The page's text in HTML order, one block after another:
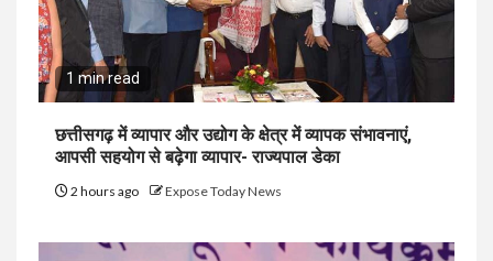
1 min read
छत्तीसगढ़ में व्यापार और उद्योग के क्षेत्र में व्यापक संभावनाएं,
आपसी सहयोग से बढ़ेगा व्यापार- राज्यपाल डेका
2 hours ago Expose Today News